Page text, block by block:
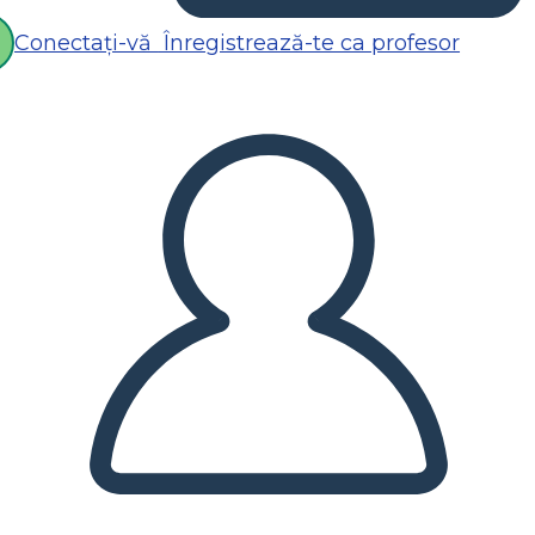
Conectați-vă Înregistrează-te ca profesor